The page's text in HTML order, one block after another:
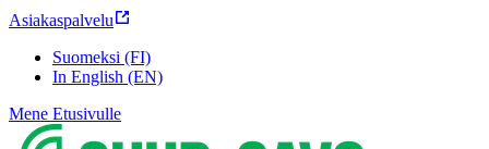
Asiakaspalvelu
Suomeksi (FI)
In English (EN)
Mene Etusivulle